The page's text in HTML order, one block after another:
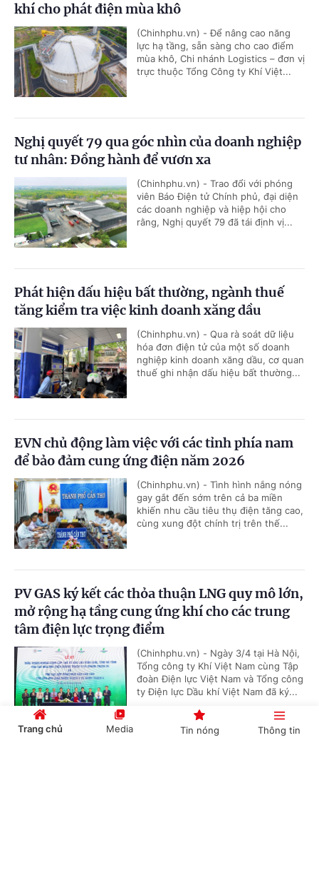
khí cho phát điện mùa khô
(Chinhphu.vn) - Để nâng cao năng
lực hạ tầng, sẵn sàng cho cao điểm
mùa khô, Chi nhánh Logistics – đơn vị
trực thuộc Tổng Công ty Khí Việt...
Nghị quyết 79 qua góc nhìn của doanh nghiệp
tư nhân: Đồng hành để vươn xa
(Chinhphu.vn) - Trao đổi với phóng
viên Báo Điện tử Chính phủ, đại diện
các doanh nghiệp và hiệp hội cho
rằng, Nghị quyết 79 đã tái định vị...
Phát hiện dấu hiệu bất thường, ngành thuế
tăng kiểm tra việc kinh doanh xăng dầu
(Chinhphu.vn) - Qua rà soát dữ liệu
hóa đơn điện tử của một số doanh
nghiệp kinh doanh xăng dầu, cơ quan
thuế ghi nhận dấu hiệu bất thường...
EVN chủ động làm việc với các tỉnh phía nam
để bảo đảm cung ứng điện năm 2026
(Chinhphu.vn) - Tình hình nắng nóng
gay gắt đến sớm trên cả ba miền
khiến nhu cầu tiêu thụ điện tăng cao,
cùng xung đột chính trị trên thế...
PV GAS ký kết các thỏa thuận LNG quy mô lớn,
mở rộng hạ tầng cung ứng khí cho các trung
tâm điện lực trọng điểm
(Chinhphu.vn) - Ngày 3/4 tại Hà Nội,
Tổng công ty Khí Việt Nam cùng Tập
đoàn Điện lực Việt Nam và Tổng công
ty Điện lực Dầu khí Việt Nam đã ký...
Trang chủ Media Tin nóng Thông tin